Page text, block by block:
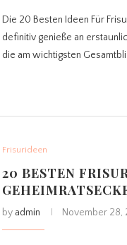
Die 20 Besten Ideen Für
definitiv genieße an
die am wichtigsten
Frisurideen
20 BESTEN
by admin November 28,